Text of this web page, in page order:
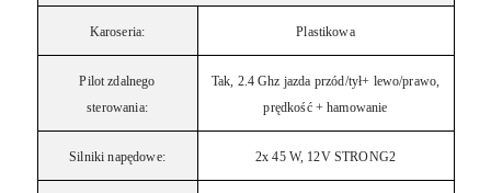
Karoseria: Plastikowa
Pilot zdalnego
sterowania:
Tak, 2.4 Ghz jazda przód/tył+ lewo/prawo,
prędkość + hamowanie
Silniki napędowe: 2x 45 W, 12V STRONG2